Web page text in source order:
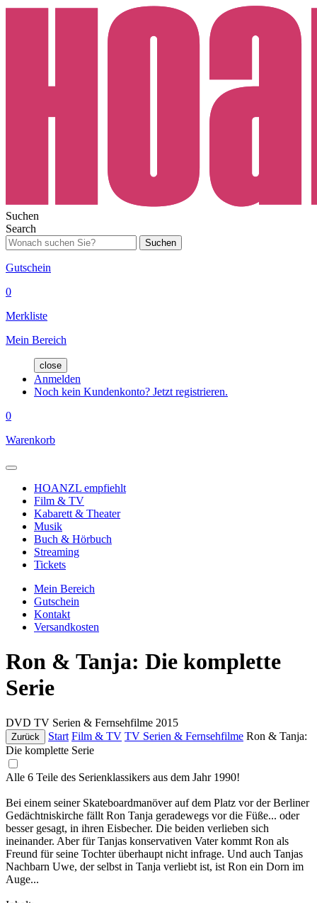
Suchen
Search
Suchen
Gutschein
0
Merkliste
Mein Bereich
close
Anmelden
Noch kein Kundenkonto? Jetzt registrieren.
0
Warenkorb
HOANZL empfiehlt
Film & TV
Kabarett & Theater
Musik
Buch & Hörbuch
Streaming
Tickets
Mein Bereich
Gutschein
Kontakt
Versandkosten
Ron & Tanja: Die komplette
Serie
DVD TV Serien & Fernsehfilme 2015
Zurück Start Film & TV TV Serien & Fernsehfilme Ron & Tanja:
Die komplette Serie
Alle 6 Teile des Serienklassikers aus dem Jahr 1990!
Bei einem seiner Skateboardmanöver auf dem Platz vor der Berliner
Gedächtniskirche fällt Ron Tanja geradewegs vor die Füße... oder
besser gesagt, in ihren Eisbecher. Die beiden verlieben sich
ineinander. Aber für Tanjas konservativen Vater kommt Ron als
Freund für seine Tochter überhaupt nicht infrage. Und auch Tanjas
Nachbarn Uwe, der selbst in Tanja verliebt ist, ist Ron ein Dorn im
Auge...